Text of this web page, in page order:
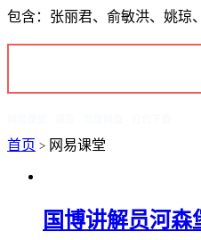
包含：张丽君、俞敏洪、姚琼
首页 > 网易课堂
国博讲解员河